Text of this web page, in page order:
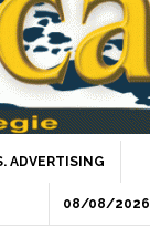
ADVERTISING
08/08/2026